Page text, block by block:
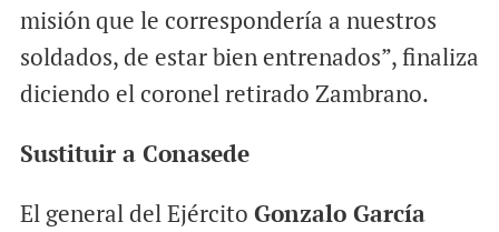
misión que le correspondería a nuestros
soldados, de estar bien entrenados”, finaliza
diciendo el coronel retirado Zambrano.
Sustituir a Conasede
El general del Ejército Gonzalo García